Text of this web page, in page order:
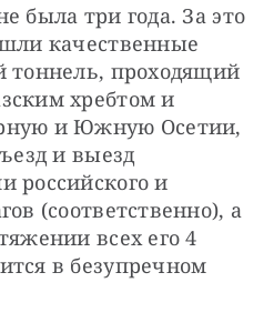
была три года. За это
качественные
тоннель, проходящий
хребтом и
и Южную Осетии,
и выезд
российского и
(соответственно), а
всех его 4
в безупречном